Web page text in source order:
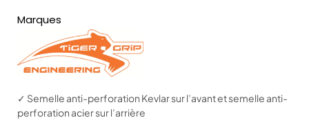
Marques
✓ Semelle anti-perforation Kevlar sur l’avant et semelle anti-
perforation acier sur l’arrière